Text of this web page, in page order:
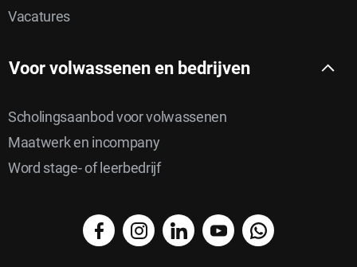
Vacatures
Voor volwassenen en bedrijven
Scholingsaanbod voor volwassenen
Maatwerk en incompany
Word stage- of leerbedrijf
facebookinstagramlinkedinYouTubeWhatsApp